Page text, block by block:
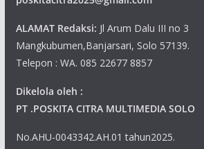
ALAMAT Redaksi: Jl Arum Dalu III no 3
Mangkubumen,Banjarsari, Solo 57139.
Telepon : WA. 085 22677 8857
Dikelola oleh :
PT .POSKITA CITRA MULTIMEDIA SOLO
No.AHU-0043342.AH.01 tahun2025.